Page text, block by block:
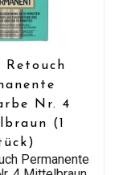
Retouch
Nr. 4
(1
Permanente